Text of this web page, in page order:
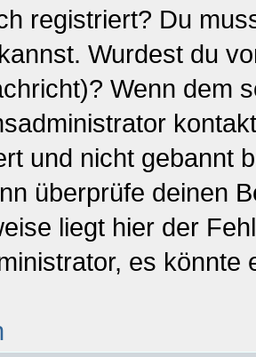
registriert? Du
Wurdest du
Wenn dem
und nicht gebannt
überprüfe deinen
liegt hier der
es könnte